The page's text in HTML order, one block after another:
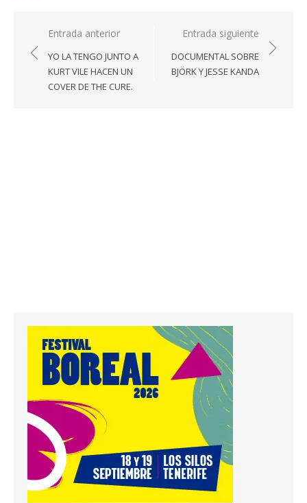
Navegación
de
entradas
Entrada anterior
YO LA TENGO JUNTO A
KURT VILE HACEN UN
COVER DE THE CURE.
Entrada siguiente
DOCUMENTAL SOBRE
BJÖRK Y JESSE KANDA